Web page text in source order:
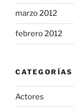
marzo 2012
febrero 2012
CATEGORÍAS
Actores